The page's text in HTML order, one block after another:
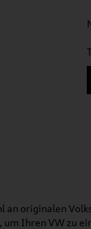
originalen
Ihren VW zu